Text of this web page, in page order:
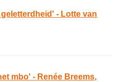
- Lotte van
mbo' - Renée Breems,